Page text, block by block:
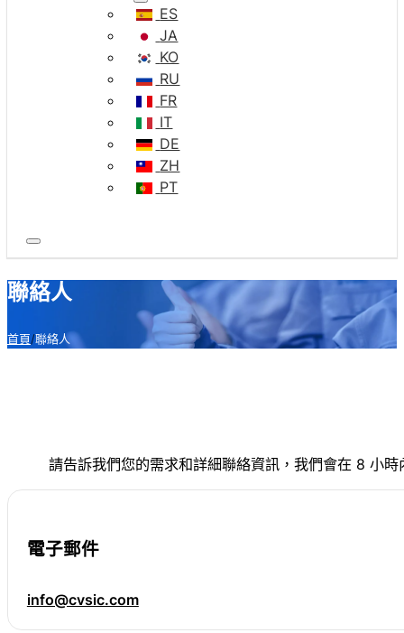
ES
JA
KO
RU
FR
IT
DE
ZH
PT
聯絡人
首頁 聯絡人
請告訴我們您的需求和詳細聯絡資訊，我們會在 8 小時
電子郵件
info@cvsic.com